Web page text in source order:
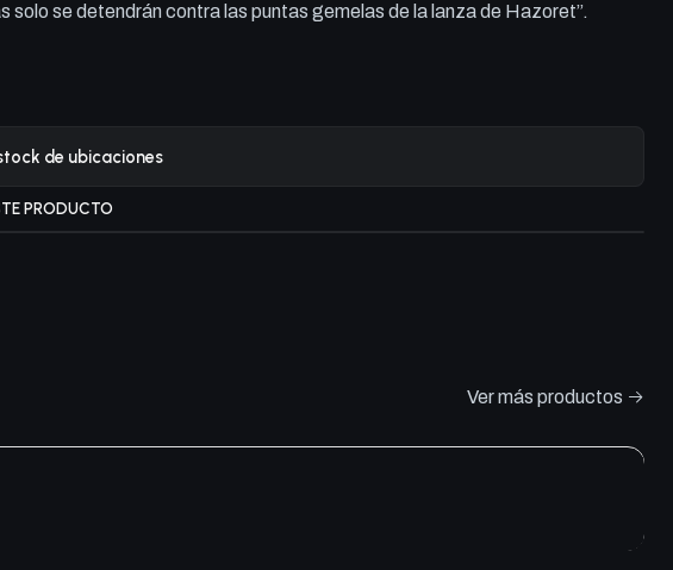
solo se detendrán contra las puntas gemelas de la lanza de Hazoret”.
de ubicaciones
PRODUCTO
Ver más productos